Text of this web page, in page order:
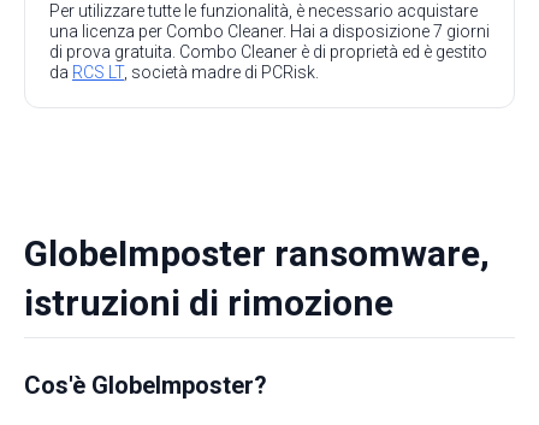
Per utilizzare tutte le funzionalità, è necessario acquistare
una licenza per Combo Cleaner. Hai a disposizione 7 giorni
di prova gratuita. Combo Cleaner è di proprietà ed è gestito
da RCS LT, società madre di PCRisk.
GlobeImposter ransomware,
istruzioni di rimozione
Cos'è GlobeImposter?